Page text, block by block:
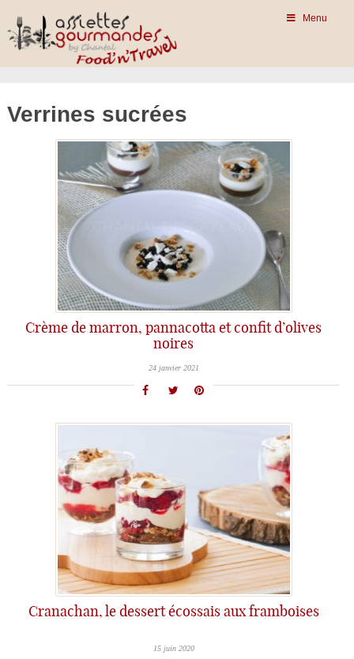
Menu
Verrines sucrées
Crème de marron, pannacotta et confit d’olives
noires
24 janvier 2021
Cranachan, le dessert écossais aux framboises
15 juin 2020